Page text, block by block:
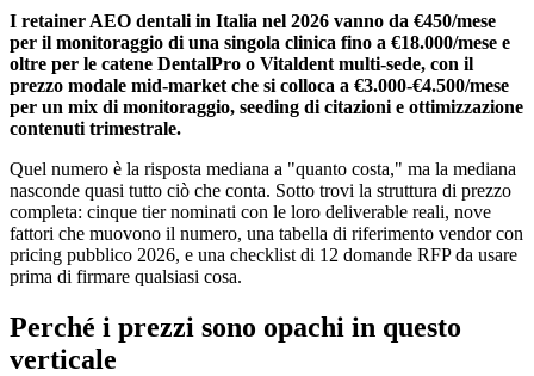
I retainer AEO dentali in Italia nel 2026 vanno da €450/mese
per il monitoraggio di una singola clinica fino a €18.000/mese e
oltre per le catene DentalPro o Vitaldent multi-sede, con il
prezzo modale mid-market che si colloca a €3.000-€4.500/mese
per un mix di monitoraggio, seeding di citazioni e ottimizzazione
contenuti trimestrale.
Quel numero è la risposta mediana a "quanto costa," ma la mediana
nasconde quasi tutto ciò che conta. Sotto trovi la struttura di prezzo
completa: cinque tier nominati con le loro deliverable reali, nove
fattori che muovono il numero, una tabella di riferimento vendor con
pricing pubblico 2026, e una checklist di 12 domande RFP da usare
prima di firmare qualsiasi cosa.
Perché i prezzi sono opachi in questo
verticale